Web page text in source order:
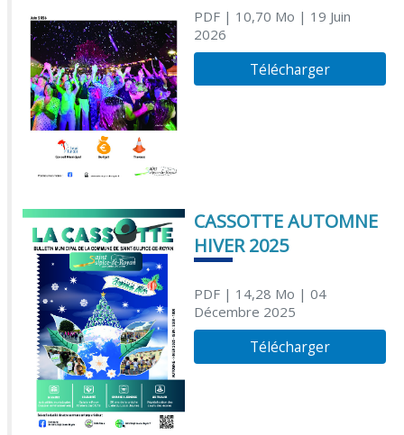
PDF| 10,70 Mo | 19 Juin
2026
Télécharger
CASSOTTE AUTOMNE
HIVER 2025
PDF| 14,28 Mo | 04
Décembre 2025
Télécharger